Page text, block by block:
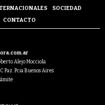
SOCIEDAD
CONTACTO
Alejo Mocciola
Paz. Pcia Buenos Aires